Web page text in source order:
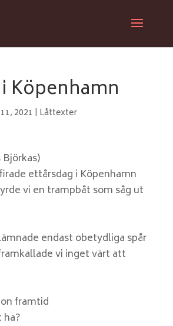
Köpenhamn
2021 | Låttexter
ettårsdag i Köpenhamn
vi en trampbåt som såg ut
endast obetydliga spår
vi inget värt att
framtid